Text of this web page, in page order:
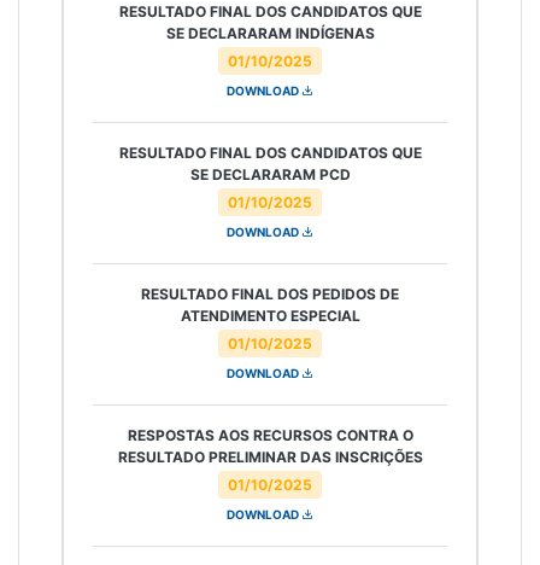
01/10/2025
RESULTADO FINAL DOS CANDIDATOS QUE
SE DECLARARAM INDÍGENAS
DOWNLOAD
01/10/2025
RESULTADO FINAL DOS CANDIDATOS QUE
SE DECLARARAM PCD
DOWNLOAD
01/10/2025
RESULTADO FINAL DOS PEDIDOS DE
ATENDIMENTO ESPECIAL
DOWNLOAD
01/10/2025
RESPOSTAS AOS RECURSOS CONTRA O
RESULTADO PRELIMINAR DAS INSCRIÇÕES
DOWNLOAD